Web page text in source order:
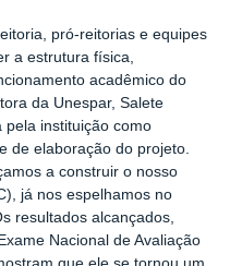
pró-reitorias e equipes
a estrutura física,
acadêmico do
da Unespar, Salete
pela instituição como
de elaboração do projeto.
a construir o nosso
já nos espelhamos no
resultados alcançados,
Nacional de Avaliação